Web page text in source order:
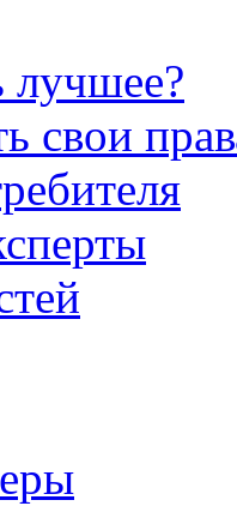
лучшее?
свои